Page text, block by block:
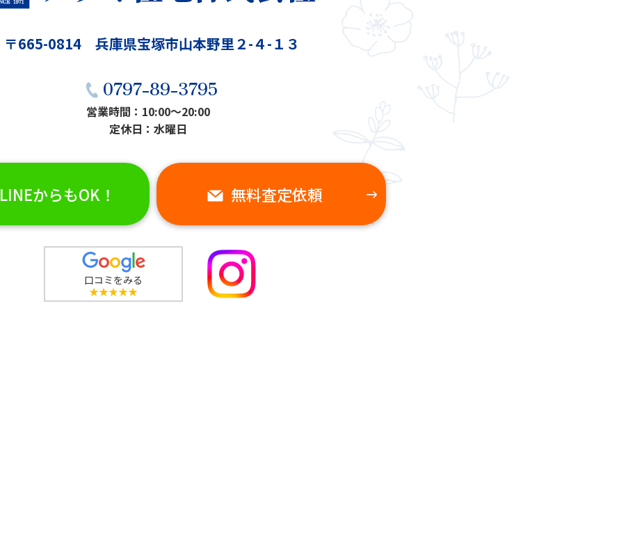
2024.10.04
（ふきかえ）工事
リフォーム
〒665-0814 兵庫県宝塚市山本野里２-４-１３
0797-89-3795
営業時間：10:00〜20:00
定休日：水曜日
LINEからもOK！ 無料査定依頼
口コミをみる
★★★★★